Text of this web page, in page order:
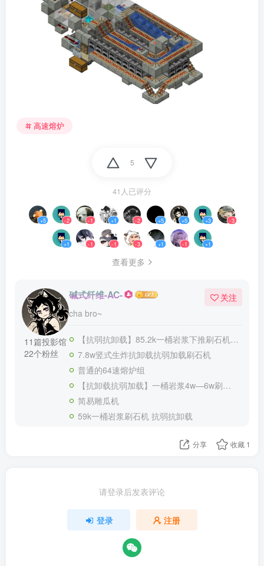
高速熔炉
5
41人已评分
+5 -2 -1 +1 -2 +5 +5 +3 -3
+1 -1 -1 -3 +1 -1 +1
查看更多
11篇投影馆
22个粉丝
碱式纤维-AC-
cha bro~
关注
【抗弱抗卸载】85.2k一桶岩浆下推刷石机v1
7.8w竖式生炸抗卸载抗弱加载刷石机
普通的64速熔炉组
【抗卸载抗弱加载】一桶岩浆4w—6w刷石机
简易雕瓜机
59k一桶岩浆刷石机 抗弱抗卸载
分享 收藏 1
请登录后发表评论
登录 注册